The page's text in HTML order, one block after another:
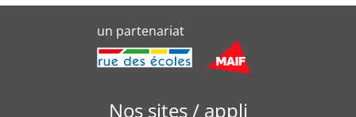
un partenariat
Nos sites / appli